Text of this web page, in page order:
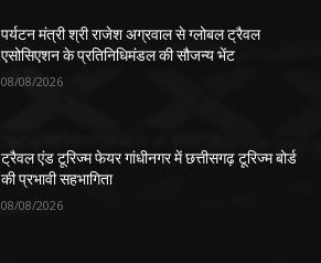
पर्यटन मंत्री श्री राजेश अग्रवाल से ग्लोबल ट्रैवल
एसोसिएशन के प्रतिनिधिमंडल की सौजन्य भेंट
08/08/2026
ट्रैवल एंड टूरिज्म फेयर गांधीनगर में छत्तीसगढ़ टूरिज्म बोर्ड
की प्रभावी सहभागिता
08/08/2026